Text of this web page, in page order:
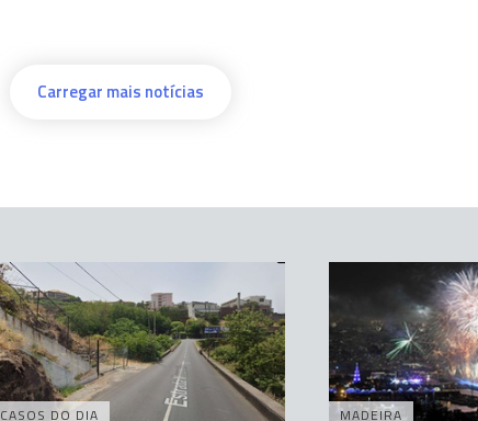
Carregar mais notícias
CASOS DO DIA MADEIRA